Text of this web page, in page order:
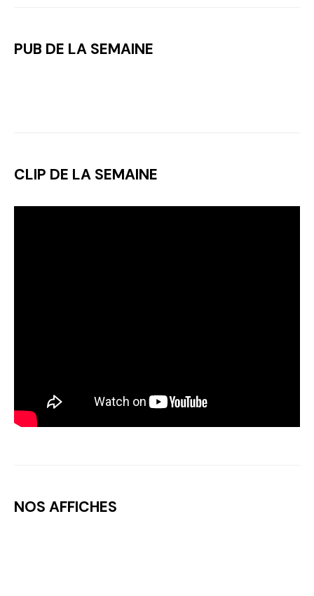
PUB DE LA SEMAINE
CLIP DE LA SEMAINE
NOS AFFICHES